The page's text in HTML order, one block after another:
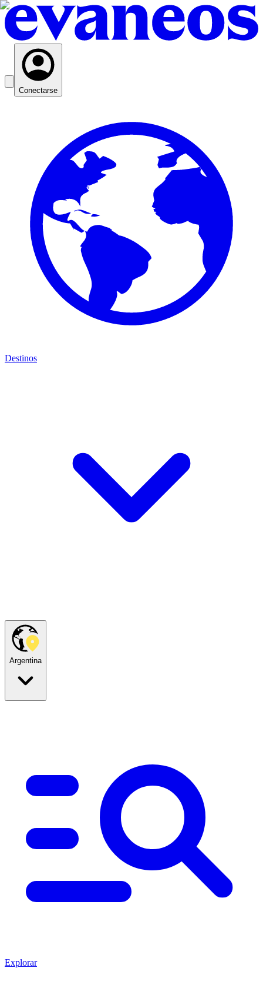
Conectarse
Destinos
Argentina
Explorar